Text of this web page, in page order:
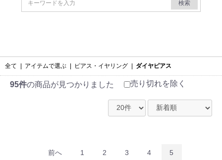
検索
全て アイテムで選ぶ ピアス・イヤリング ダイヤピアス
95件の商品が見つかりました 売り切れを除く
前へ 1 2 3 4 5